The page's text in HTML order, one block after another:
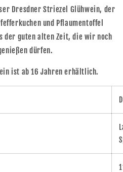
Dresdner Striezel Glühwein, der
und Pflaumentoffel
der guten alten Zeit, die wir noch
dürfen.
ist ab 16 Jahren erhältlich.